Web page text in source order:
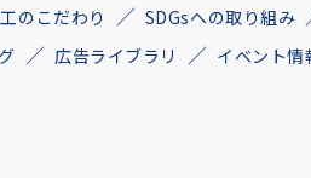
のこだわり SDGsへの取り組み
広告ライブラリ イベント情